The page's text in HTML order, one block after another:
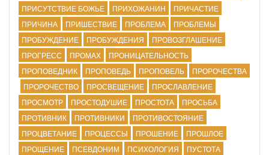
ПРИСУТСТВИЕ БОЖЬЕ
ПРИХОЖАНИН
ПРИЧАСТИЕ
ПРИЧИНА
ПРИШЕСТВИЕ ПРОБЛЕМА
ПРОБЛЕМЫ
ПРОБУЖДЕНИЕ
ПРОБУЖДЕНИЯ
ПРОВОЗГЛАШЕНИЕ
ПРОГРЕСС
ПРОМАХ
ПРОНИЦАТЕЛЬНОСТЬ
ПРОПОВЕДНИК
ПРОПОВЕДЬ ПРОПОВЕЛЬ
ПРОРОЧЕСТВА
ПРОРОЧЕСТВО
ПРОСВЕЩЕНИЕ
ПРОСЛАВЛЕНИЕ
ПРОСМОТР
ПРОСТОДУШИЕ ПРОСТОТА
ПРОСЬБА
ПРОТИВНИК
ПРОТИВНИКИ
ПРОТИВОСТОЯНИЕ
ПРОЦВЕТАНИЕ
ПРОЦЕССЫ ПРОШЕНИЕ
ПРОШЛОЕ
ПРОЩЕНИЕ
ПСЕВДОНИМ ПСИХОЛОГИЯ ПУСТОТА